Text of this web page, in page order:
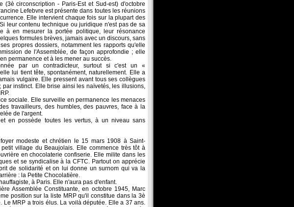
(3è circonscription - Paris-Est et Sud-est) d'octobre
Lefebvre est présente dans toutes les réunions
Elle intervient chaque fois sur la plupart des
leur contenu technique ou juridique n'est pas de sa
à en mesurer la portée politique, leur résonance
formules brèves, jamais avec un discours, sans
propres dossiers, notamment les rapports qu'elle
de l'Assemblée, de façon approfondie ; elle
permanence et à les mener au succès.
par un contradicteur, surtout si c'est un «
lui tient tête, spontanément, naturellement. Elle a
vulgaire. Elle pressent avant tous ses collègues
par instinct. Elle brise ainsi les naïvetés, les illusions,
sociale. Elle surveille en permanence les menaces
travailleurs, des humbles, des pauvres, face à la
de l'argent.
en possède toutes les vertus, à un niveau sans
modeste et chrétien le 15 mars 1908 à Saint-
village du Beaujolais. Elle commence très tôt à
en chocolaterie confiserie. Elle milite dans les
et se syndicalise à la CFTC. Partout on apprécie
de solidarité et on lui donne un surnom qui va la
: la Petite Chocolatière.
à Paris. Elle n'aura pas d'enfant.
Assemblée Constituante, en octobre 1945, Marc
position sur la liste MRP qu'il constitue dans la 3è
Le MRP a trois élus. La voilà députée. Elle a 37 ans.